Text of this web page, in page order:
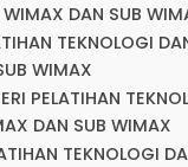
WIMAX DAN SUB
TEKNOLOGI
WIMAX
PELATIHAN
DAN SUB WIMAX
TEKNOLOGI